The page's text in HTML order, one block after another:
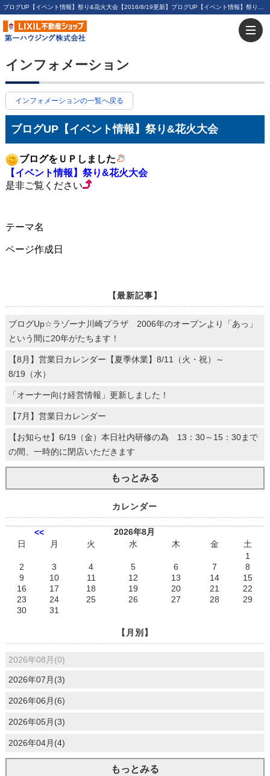
インフォメーション
インフォメーションの一覧へ戻る
ブログUP【イベント情報】祭り&花火大会
ブログをＵＰしました
【イベント情報】祭り&花火大会
是非ご覧ください
テーマ名
ページ作成日
【最新記事】
ブログUp☆ラゾーナ川崎プラザ 2006年のオープンより「あっ」
という間に20年がたちます！
【8月】営業日カレンダー【夏季休業】8/11（火・祝）～
8/19（水）
「オーナー向け経営情報」更新しました！
【7月】営業日カレンダー
【お知らせ】6/19（金）本日社内研修の為 13：30～15：30まで
の間、一時的に閉店いただきます
もっとみる
カレンダー
<<
2026年8月
日
月 火 水 木 金
土
1
2
3 4 5 6 7
8
9
10 11 12 13 14
15
16
17 18 19 20 21
22
23
24 25 26 27 28
29
30
31
【月別】
2026年08月(0)
2026年07月(3)
2026年06月(6)
2026年05月(3)
2026年04月(4)
もっとみる